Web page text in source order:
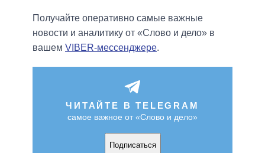
Получайте оперативно самые важные
новости и аналитику от «Слово и дело» в
вашем VIBER-мессенджере.
ЧИТАЙТЕ В TELEGRAM
самое важное от «Слово и дело»
Подписаться